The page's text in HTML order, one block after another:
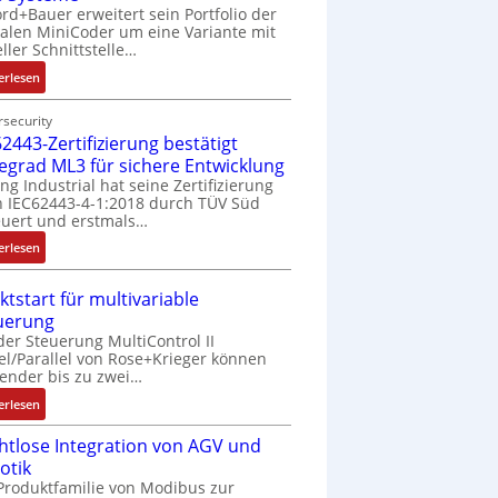
erweitert sein Portfolio der
MiniCoder um eine Variante mit
Schnittstelle…
:
E
i
n
f
a
c
h
e
S
n
s
o
r
-
I
t
Zertifizierung bestätigt
ML3 für sichere Entwicklung
Industrial hat seine Zertifizierung
IEC62443-4-1:2018 durch TÜV Süd
und erstmals…
:
I
C
6
2
4
4
3
Z
e
für multivariable
Steuerung MultiControl II
Parallel von Rose+Krieger können
bis zu zwei…
:
M
a
k
Integration von AGV und
von Modibus zur